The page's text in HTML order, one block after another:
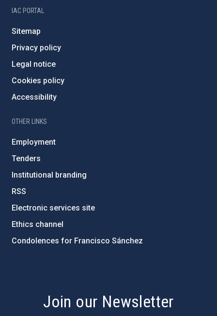
IAC PORTAL
Sitemap
Privacy policy
Legal notice
Cookies policy
Accessibility
OTHER LINKS
Employment
Tenders
Institutional branding
RSS
Electronic services site
Ethics channel
Condolences for Francisco Sánchez
Join our Newsletter